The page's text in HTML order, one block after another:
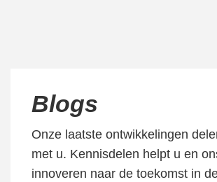
Blogs
Onze laatste ontwikkelingen
met u. Kennisdelen helpt u en
innoveren naar de toekomst in